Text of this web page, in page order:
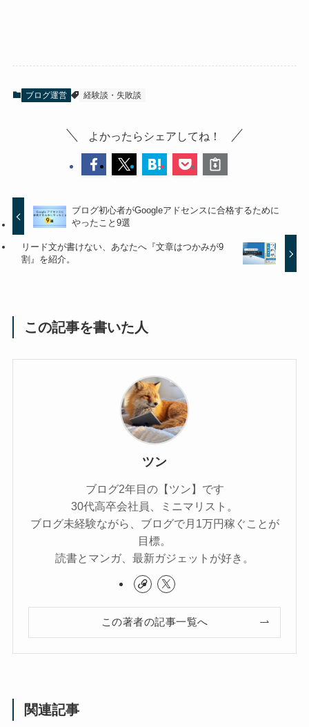
ブログ運営 経験談・失敗談
よかったらシェアしてね！
ブログ初心者がGoogleアドセンスに合格するために
やったこと9選
リード文が書けない、あなたへ『文章はつかみが9
割』を紹介。
この記事を書いた人
ツン
ブログ2年目の【ツン】です
30代高卒会社員、ミニマリスト。
ブログ未経験ながら、ブログで月1万円稼ぐことが
目標。
読書とマンガ、最新ガジェットが好き。
この著者の記事一覧へ
関連記事